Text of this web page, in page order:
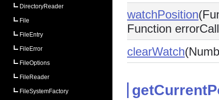
DirectoryReader
File
FileEntry
FileError
FileOptions
FileReader
FileSystemFactory
watchPosition
Function
clearWatch